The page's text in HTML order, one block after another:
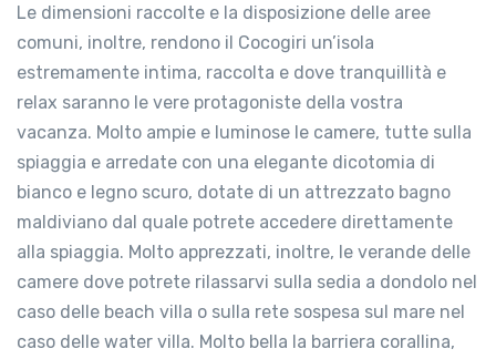
Le dimensioni raccolte e la disposizione delle aree
comuni, inoltre, rendono il Cocogiri un’isola
estremamente intima, raccolta e dove tranquillità e
relax saranno le vere protagoniste della vostra
vacanza. Molto ampie e luminose le camere, tutte sulla
spiaggia e arredate con una elegante dicotomia di
bianco e legno scuro, dotate di un attrezzato bagno
maldiviano dal quale potrete accedere direttamente
alla spiaggia. Molto apprezzati, inoltre, le verande delle
camere dove potrete rilassarvi sulla sedia a dondolo nel
caso delle beach villa o sulla rete sospesa sul mare nel
caso delle water villa. Molto bella la barriera corallina,